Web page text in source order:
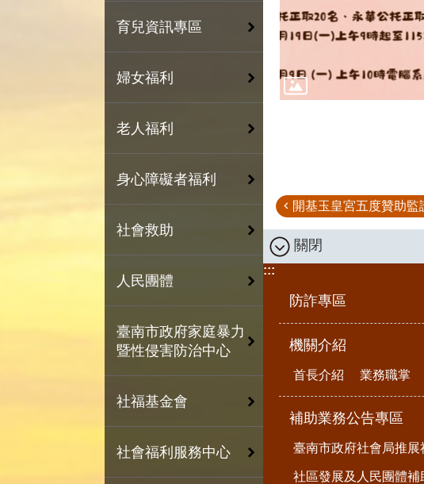
育兒資訊專區
婦女福利
老人福利
身心障礙者福利
社會救助
人民團體
臺南市政府家庭暴力
暨性侵害防治中心
社福基金會
社會福利服務中心
開基玉皇宮五度贊助監
關閉
:::
防詐專區
機關介紹
首長介紹 業務職掌
補助業務公告專區
臺南市政府社會局推
社區發展及人民團體補